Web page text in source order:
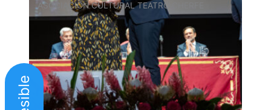
ASOCIACIÖN CULTURAL TEATRO CHERFE